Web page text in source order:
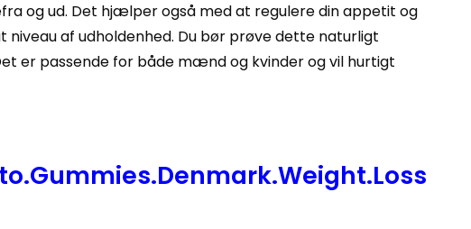
og ud. Det hjælper også med at regulere din appetit og
af udholdenhed. Du bør prøve dette naturligt
er passende for både mænd og kvinder og vil hurtigt